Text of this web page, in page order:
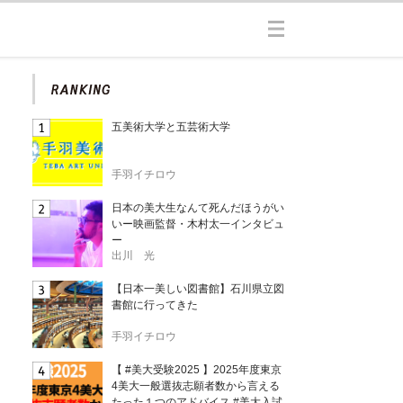
五美術大学と五芸術大学
手羽イチロウ
日本の美大生なんて死んだほうがい
いー映画監督・木村太一インタビュ
ー
出川 光
【日本一美しい図書館】石川県立図
書館に行ってきた
手羽イチロウ
【 #美大受験2025 】2025年度東京
4美大一般選抜志願者数から言える